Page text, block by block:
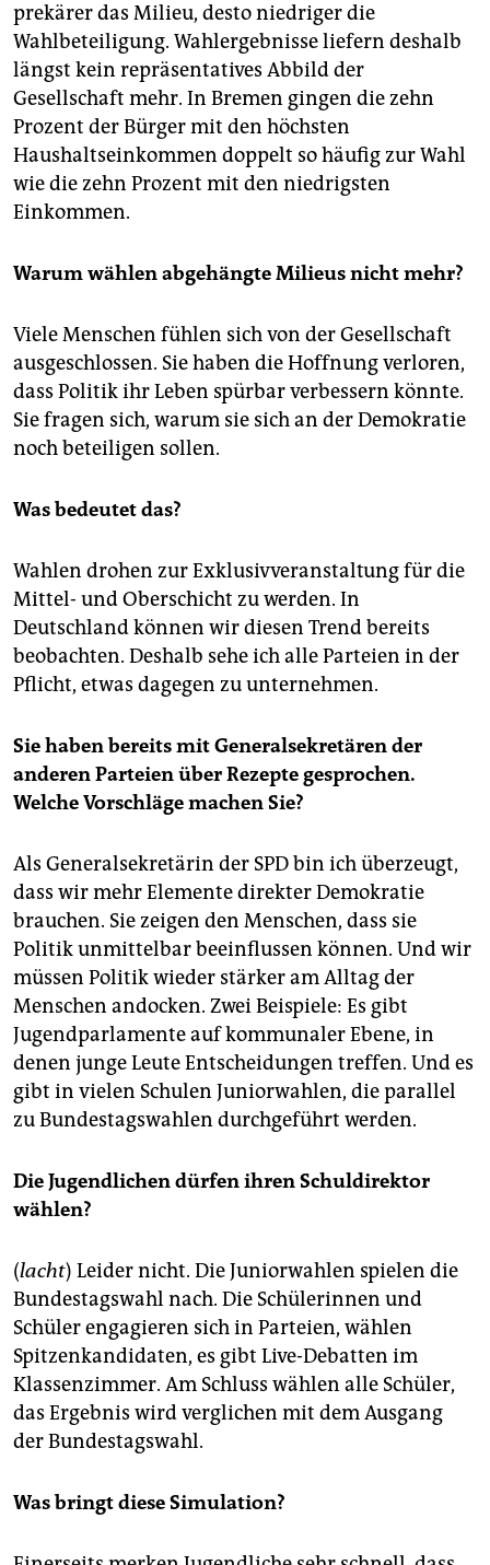
prekärer das Milieu, desto niedriger die
Wahlbeteiligung. Wahlergebnisse liefern deshalb
längst kein repräsentatives Abbild der
Gesellschaft mehr. In Bremen gingen die zehn
Prozent der Bürger mit den höchsten
Haushaltseinkommen doppelt so häufig zur Wahl
wie die zehn Prozent mit den niedrigsten
Einkommen.
Warum wählen abgehängte Milieus nicht mehr?
Viele Menschen fühlen sich von der Gesellschaft
ausgeschlossen. Sie haben die Hoffnung verloren,
dass Politik ihr Leben spürbar verbessern könnte.
Sie fragen sich, warum sie sich an der Demokratie
noch beteiligen sollen.
Was bedeutet das?
Wahlen drohen zur Exklusivveranstaltung für die
Mittel- und Oberschicht zu werden. In
Deutschland können wir diesen Trend bereits
beobachten. Deshalb sehe ich alle Parteien in der
Pflicht, etwas dagegen zu unternehmen.
Sie haben bereits mit Generalsekretären der
anderen Parteien über Rezepte gesprochen.
Welche Vorschläge machen Sie?
Als Generalsekretärin der SPD bin ich überzeugt,
dass wir mehr Elemente direkter Demokratie
brauchen. Sie zeigen den Menschen, dass sie
Politik unmittelbar beeinflussen können. Und wir
müssen Politik wieder stärker am Alltag der
Menschen andocken. Zwei Beispiele: Es gibt
Jugendparlamente auf kommunaler Ebene, in
denen junge Leute Entscheidungen treffen. Und es
gibt in vielen Schulen Juniorwahlen, die parallel
zu Bundestagswahlen durchgeführt werden.
Die Jugendlichen dürfen ihren Schuldirektor
wählen?
(lacht) Leider nicht. Die Juniorwahlen spielen die
Bundestagswahl nach. Die Schülerinnen und
Schüler engagieren sich in Parteien, wählen
Spitzenkandidaten, es gibt Live-Debatten im
Klassenzimmer. Am Schluss wählen alle Schüler,
das Ergebnis wird verglichen mit dem Ausgang
der Bundestagswahl.
Was bringt diese Simulation?